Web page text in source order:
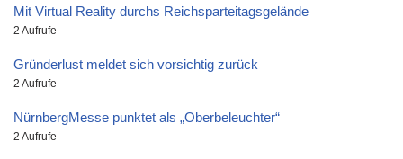
Mit Virtual Reality durchs Reichsparteitagsgelände
2 Aufrufe
Gründerlust meldet sich vorsichtig zurück
2 Aufrufe
NürnbergMesse punktet als „Oberbeleuchter“
2 Aufrufe